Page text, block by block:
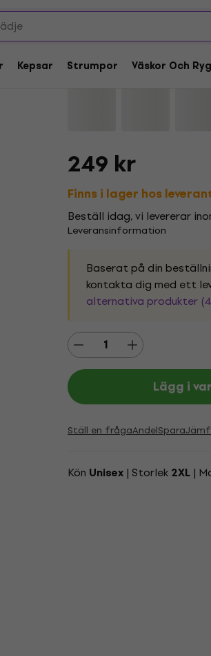
Kepsar Strumpor Väskor Och
Pink Floyd Studio
Varumärke: Pink Floyd
249 kr
Finns i lager hos
Beställ idag, vi levererar
Leveransinformation
Baserat på din
kontakta dig med ett
alternativa produkter
Lägg i
Ställ en frågaAndelSpara
Kön Unisex | Storlek 2XL |